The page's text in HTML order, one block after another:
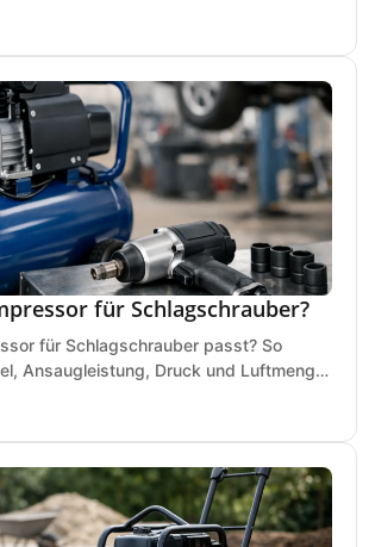
für Schlagschrauber?
für Schlagschrauber passt? So
Ansaugleistung, Druck und Luftmenge